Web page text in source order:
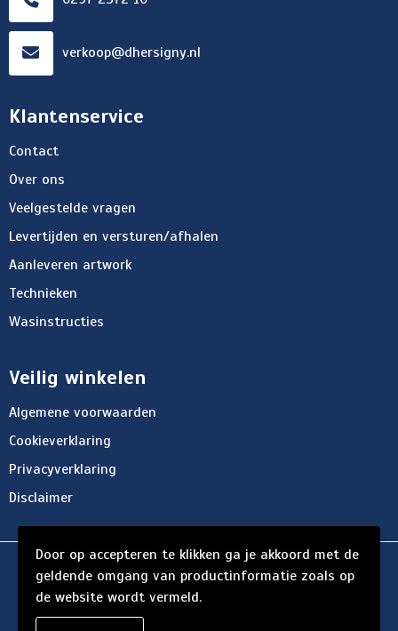
verkoop@dhersigny.nl
Klantenservice
Contact
Over ons
Veelgestelde vragen
Levertijden en versturen/afhalen
Aanleveren artwork
Technieken
Wasinstructies
Veilig winkelen
Algemene voorwaarden
Cookieverklaring
Privacyverklaring
Disclaimer
© Copyright d'Hersigny 2024
Door op accepteren te klikken ga je akkoord met de
geldende omgang van productinformatie zoals op
de website wordt vermeld.